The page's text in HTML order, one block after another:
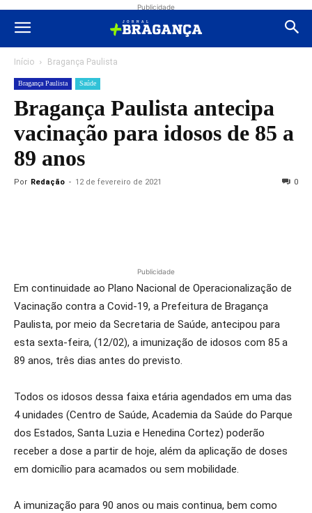
Publicidade
Início Bragança Paulista
Bragança Paulista Saúde
Bragança Paulista antecipa
vacinação para idosos de 85 a
89 anos
Por Redação - 12 de fevereiro de 2021 0
Publicidade
Em continuidade ao Plano Nacional de Operacionalização de
Vacinação contra a Covid-19, a Prefeitura de Bragança
Paulista, por meio da Secretaria de Saúde, antecipou para
esta sexta-feira, (12/02), a imunização de idosos com 85 a
89 anos, três dias antes do previsto.
Todos os idosos dessa faixa etária agendados em uma das
4 unidades (Centro de Saúde, Academia da Saúde do Parque
dos Estados, Santa Luzia e Henedina Cortez) poderão
receber a dose a partir de hoje, além da aplicação de doses
em domicílio para acamados ou sem mobilidade.
A imunização para 90 anos ou mais continua, bem como